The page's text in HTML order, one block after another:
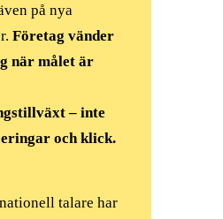
på nya
Företag vänder
när målet är
– inte
och klick.
talare har